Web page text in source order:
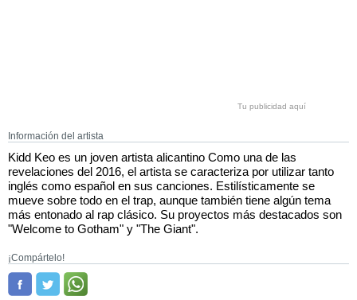
Tu publicidad aquí
Información del artista
Kidd Keo es un joven artista alicantino Como una de las
revelaciones del 2016, el artista se caracteriza por utilizar tanto
inglés como español en sus canciones. Estilísticamente se
mueve sobre todo en el trap, aunque también tiene algún tema
más entonado al rap clásico. Su proyectos más destacados son
"Welcome to Gotham" y "The Giant".
¡Compártelo!